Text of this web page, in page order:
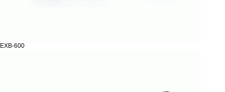
EXB-600